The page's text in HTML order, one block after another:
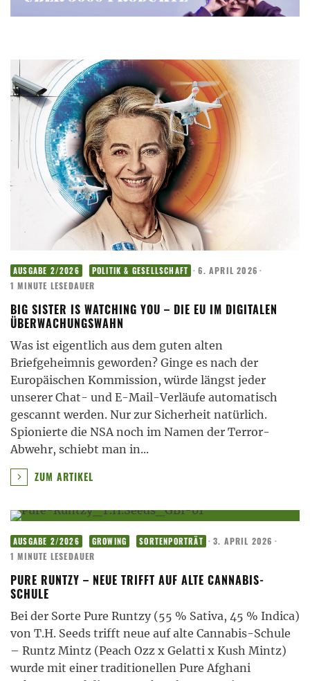
AUSGABE 2/2026 POLITIK & GESELLSCHAFT · 6. APRIL 2026 ·
1 MINUTE LESEDAUER
BIG SISTER IS WATCHING YOU – DIE EU IM DIGITALEN
ÜBERWACHUNGSWAHN
Was ist eigentlich aus dem guten alten
Briefgeheimnis geworden? Ginge es nach der
Europäischen Kommission, würde längst jeder
unserer Chat- und E-Mail-Verläufe automatisch
gescannt werden. Nur zur Sicherheit natürlich.
Spionierte die NSA noch im Namen der Terror-
Abwehr, schiebt man in...
ZUM ARTIKEL
AUSGABE 2/2026 GROWING SORTENPORTRÄT · 3. APRIL 2026 ·
1 MINUTE LESEDAUER
PURE RUNTZY – NEUE TRIFFT AUF ALTE CANNABIS-
SCHULE
Bei der Sorte Pure Runtzy (55 % Sativa, 45 % Indica)
von T.H. Seeds trifft neue auf alte Cannabis-Schule
– Runtz Mintz (Peach Ozz x Gelatti x Kush Mintz)
wurde mit einer traditionellen Pure Afghani